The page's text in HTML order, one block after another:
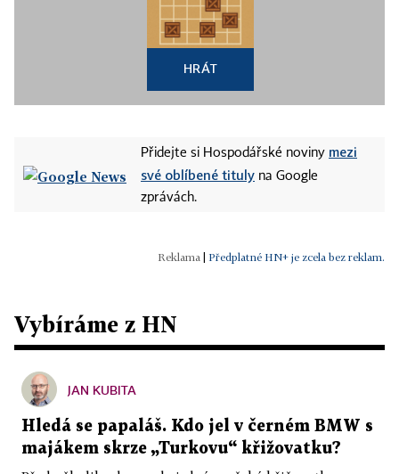
HRÁT
Přidejte si Hospodářské noviny mezi
své oblíbené tituly na Google
zprávách.
Předplatné HN+ je zcela bez reklam.
Vybíráme z HN
JAN KUBITA
Hledá se papaláš. Kdo jel v černém BMW s
majákem skrze „Turkovu“ křižovatku?